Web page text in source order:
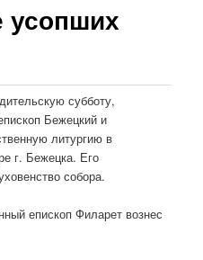
усопших
субботу,
Бежецкий и
литургию в
г. Бежецка. Его
собора.
епископ Филарет вознес